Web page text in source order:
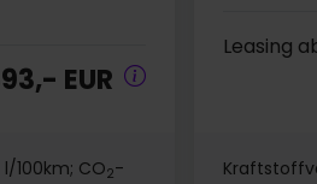
EUR
100km; CO2-
Leasing